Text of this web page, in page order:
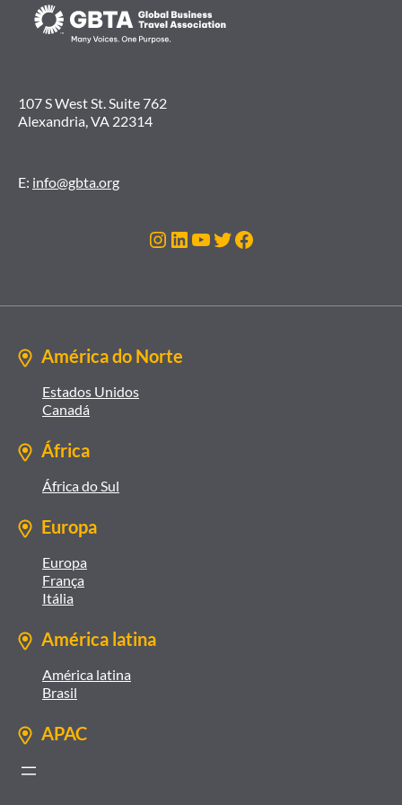
107 S West St. Suite 762
Alexandria, VA 22314
E: info@gbta.org
Instagram
LinkedIn
Youtube
Twitter
Facebook
América do Norte
Estados Unidos
Canadá
África
África do Sul
Europa
Europa
França
Itália
América latina
América latina
Brasil
APAC